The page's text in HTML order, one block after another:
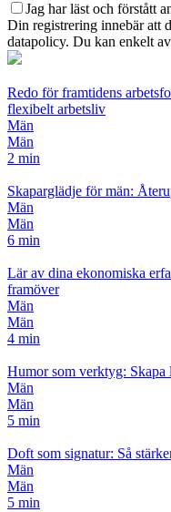
Jag har läst och förstått
Din registrering innebär att
datapolicy. Du kan enkelt
Redo för framtidens
flexibelt arbetsliv
Män
Män
2 min
Skaparglädje för män:
Män
Män
6 min
Lär av dina ekonomiska
framöver
Män
Män
4 min
Humor som verktyg: Skapa
Män
Män
5 min
Doft som signatur: Så
Män
Män
5 min